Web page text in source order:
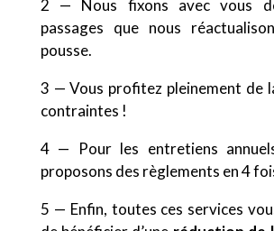
2 — Nous fixons avec vous
passages que nous
pousse.
3 — Vous profitez pleinement de
contraintes !
4 — Pour les entretiens
proposons des règlements en 4
5 — Enfin, toutes ces services